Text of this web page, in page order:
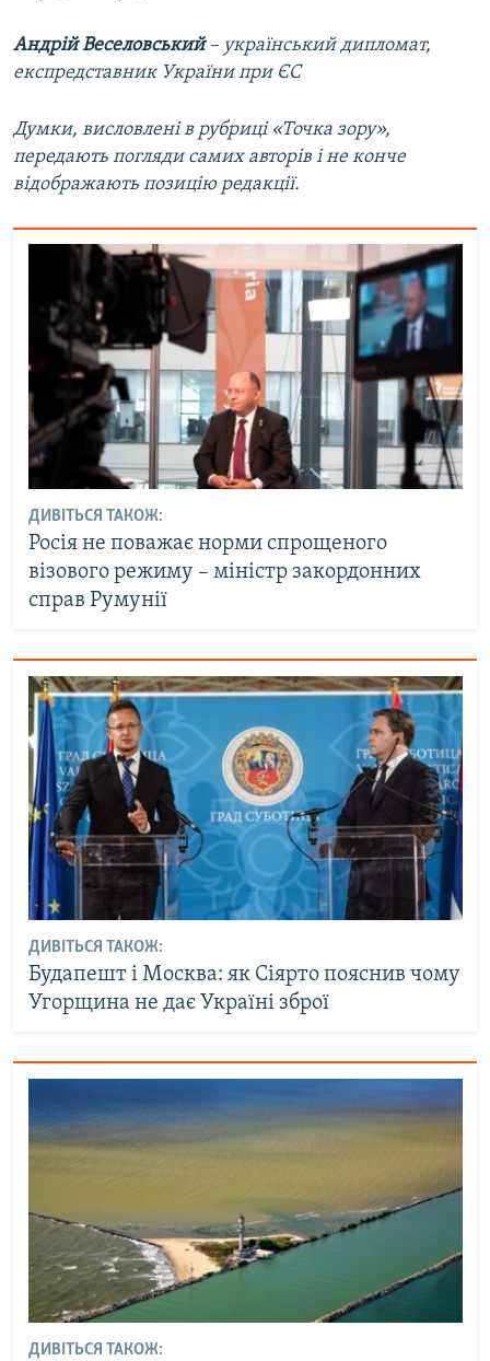
Андрій Веселовський– український дипломат,
експредставник України при ЄС
Думки, висловлені в рубриці «Точка зору»,
передають погляди самих авторів і не конче
відображають позицію редакції.
ДИВІТЬСЯ ТАКОЖ:
Росія не поважає норми спрощеного
візового режиму – міністр закордонних
справ Румунії
ДИВІТЬСЯ ТАКОЖ:
Будапешт і Москва: як Сіярто пояснив чому
Угорщина не дає Україні зброї
ДИВІТЬСЯ ТАКОЖ: